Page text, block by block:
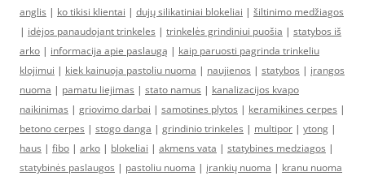
anglis | ko tikisi klientai | dujų silikatiniai blokeliai | šiltinimo medžiagos
| idėjos panaudojant trinkeles | trinkelės grindiniui puošia | statybos iš
arko | informacija apie paslaugą | kaip paruosti pagrinda trinkeliu
klojimui | kiek kainuoja pastoliu nuoma | naujienos | statybos | įrangos
nuoma | pamatu liejimas | stato namus | kanalizacijos kvapo
naikinimas | griovimo darbai | samotines plytos | keramikines cerpes |
betono cerpes | stogo danga | grindinio trinkeles | multipor | ytong |
haus | fibo | arko | blokeliai | akmens vata | statybines medziagos |
statybinės paslaugos | pastoliu nuoma | įrankių nuoma | kranu nuoma